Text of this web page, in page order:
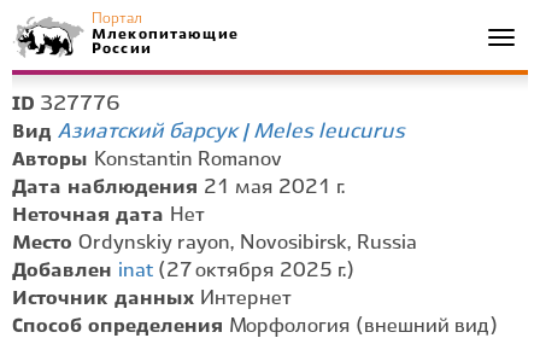
Портал
Млекопитающие
России
ID 327776
Вид Азиатский барсук | Meles leucurus
Авторы Konstantin Romanov
Дата наблюдения 21 мая 2021 г.
Неточная дата Нет
Место Ordynskiy rayon, Novosibirsk, Russia
Добавлен inat (27 октября 2025 г.)
Источник данных Интернет
Способ определения Морфология (внешний вид)